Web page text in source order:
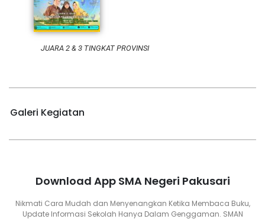
JUARA 2 & 3 TINGKAT PROVINSI
Galeri Kegiatan
Download App SMA Negeri Pakusari
Nikmati Cara Mudah dan Menyenangkan Ketika Membaca Buku,
Update Informasi Sekolah Hanya Dalam Genggaman. SMAN